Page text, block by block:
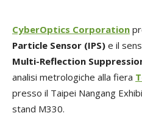
CyberOptics Corporation
Particle Sensor (IPS) e il
Multi-Reflection
analisi metrologiche alla fiera
presso il Taipei Nangang
stand M330.